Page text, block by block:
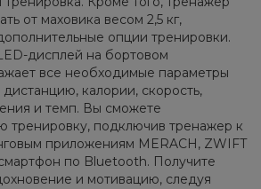
от маховика весом 2,5 кг,
опции тренировки.
дисплей на бортовом
все необходимые параметры
калории, скорость,
и темп. Вы сможете
тренировку, подключив тренажер к
приложениям MERACH, ZWIFT
по Bluetooth. Получите
и мотивацию, следуя